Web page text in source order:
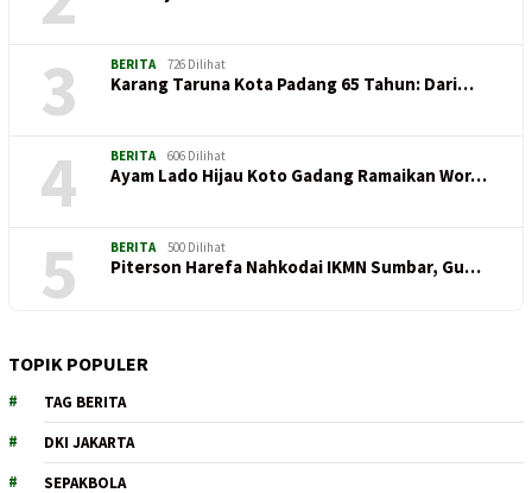
3 BERITA 726 Dilihat
Karang Taruna Kota Padang 65 Tahun: Dari…
4 BERITA 606 Dilihat
Ayam Lado Hijau Koto Gadang Ramaikan Wor…
5 BERITA 500 Dilihat
Piterson Harefa Nahkodai IKMN Sumbar, Gu…
TOPIK POPULER
TAG BERITA
DKI JAKARTA
SEPAKBOLA